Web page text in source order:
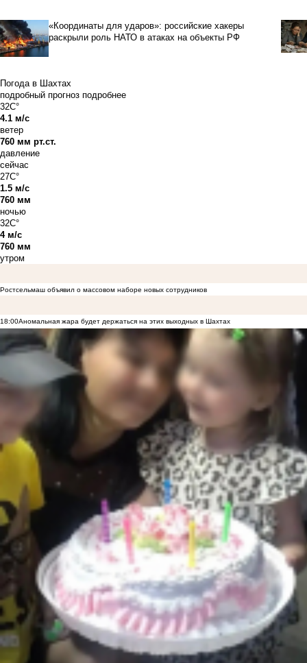
«Координаты для ударов»: российские хакеры
раскрыли роль НАТО в атаках на объекты РФ
Погода в Шахтах
подробный прогноз подробнее
32C°
4.1 м/с
ветер
760 мм рт.ст.
давление
сейчас
27C°
1.5 м/с
760 мм
ночью
32C°
4 м/с
760 мм
утром
Ростсельмаш объявил о массовом наборе новых сотрудников
18:00Аномальная жара будет держаться на этих выходных в Шахтах